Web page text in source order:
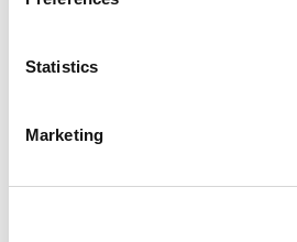
Statistics
Marketing
EXTRUDE HONE 如何重新